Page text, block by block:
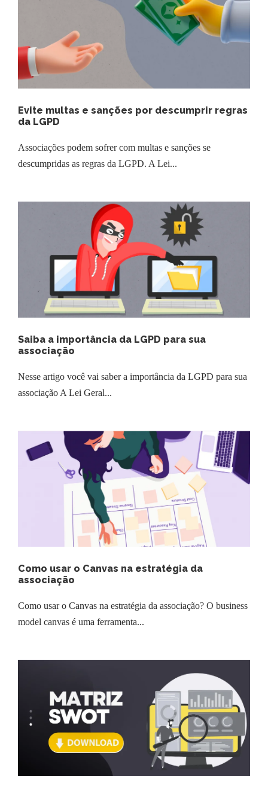
Evite multas e sanções por descumprir regras
da LGPD
Associações podem sofrer com multas e sanções se
descumpridas as regras da LGPD. A Lei...
Saiba a importância da LGPD para sua
associação
Nesse artigo você vai saber a importância da LGPD para sua
associação A Lei Geral...
Como usar o Canvas na estratégia da
associação
Como usar o Canvas na estratégia da associação? O business
model canvas é uma ferramenta...